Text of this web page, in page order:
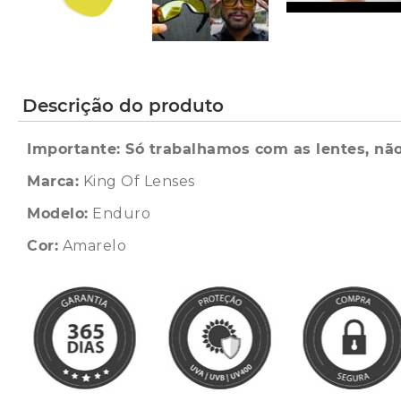
Descrição do produto
Importante: Só trabalhamos com as lentes,
Marca: King Of Lenses
Modelo: Enduro
Cor: Amarelo